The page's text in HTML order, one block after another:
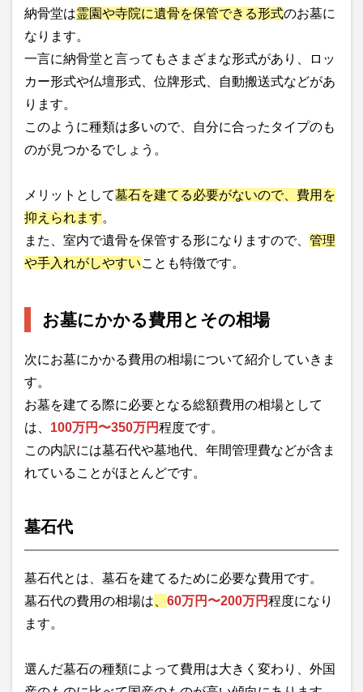
納骨堂は霊園や寺院に遺骨を保管できる形式のお墓に
なります。
一言に納骨堂と言ってもさまざまな形式があり、ロッ
カー形式や仏壇形式、位牌形式、自動搬送式などがあ
ります。
このように種類は多いので、自分に合ったタイプのも
のが見つかるでしょう。
メリットとして墓石を建てる必要がないので、費用を
抑えられます。
また、室内で遺骨を保管する形になりますので、 管理
や手入れがしやすいことも特徴です。
お墓にかかる費用とその相場
次にお墓にかかる費用の相場について紹介していきま
す。
お墓を建てる際に必要となる総額費用の相場として
は、 100万円〜350万円程度です。
この内訳には墓石代や墓地代、年間管理費などが含ま
れていることがほとんどです。
墓石代
墓石代とは、墓石を建てるために必要な費用です。
墓石代の費用の相場は、 60万円〜200万円程度になり
ます。
選んだ墓石の種類によって費用は大きく変わり、外国